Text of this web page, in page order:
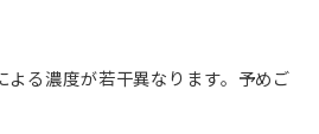
る濃度が若干異なります。予めご